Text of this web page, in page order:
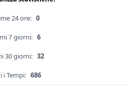
24 ore: 0
7 giorni: 6
30 giorni: 32
i Tempi: 686